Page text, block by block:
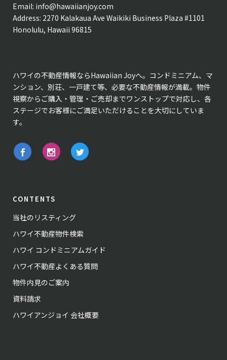
Email: info@hawaiianjoy.com
Address: 2270 Kalakaua Ave Waikiki Business Plaza #1101
Honolulu, Hawaii 96815
ハワイの不動産情報ならHawaiian Joyへ。コンドミニアム、マ
ンション、別荘、一戸建て等、必要な不動産情報が満載。物件
視察からご購入・管理・ご売却までワンストップで対応し、各
ステージでお客様にご満足いただけることを大切にしていま
す。
CONTENTS
当社のリスティング
ハワイ不動産物件検索
ハワイ コンドミニアムガイド
ハワイ不動産よくある質問
物件内見のご案内
資料請求
ハワイアンジョイ 会社概要